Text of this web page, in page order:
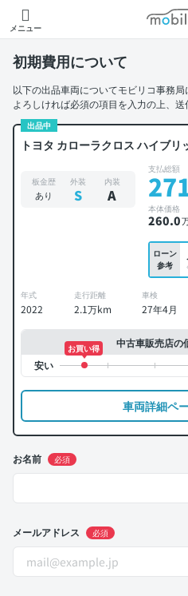
メニュー
モ
初期費用について
以下の出品車両についてモビリコ事務局
よろしければ必須の項目を入力の上、送
出品中
トヨタ カローラクロス ハイブリ
板金歴
あり
外装
S
内装
A
支払総額
本体価格
260.0
ローン
参考
年式
2022
走行距離
2.1万km
車検
27年4月
中古車販売店の
お買い得
車両詳細ペ
お名前 必須
メールアドレス 必須